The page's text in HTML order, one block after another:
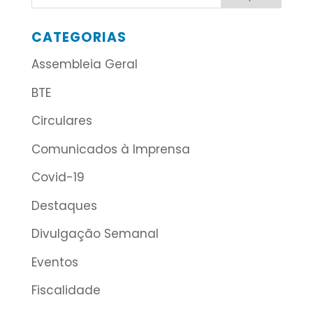
CATEGORIAS
Assembleia Geral
BTE
Circulares
Comunicados à Imprensa
Covid-19
Destaques
Divulgação Semanal
Eventos
Fiscalidade